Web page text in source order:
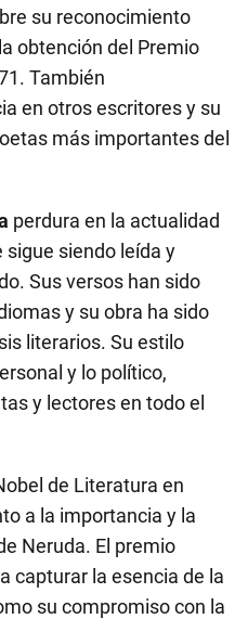
su reconocimiento
obtención del Premio
También
en otros escritores y su
más importantes del
perdura en la actualidad
sigue siendo leída y
Sus versos han sido
y su obra ha sido
literarios. Su estilo
y lo político,
y lectores en todo el
de Literatura en
a la importancia y la
Neruda. El premio
capturar la esencia de la
su compromiso con la